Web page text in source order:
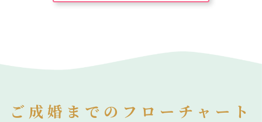
ご成婚までのフローチャート